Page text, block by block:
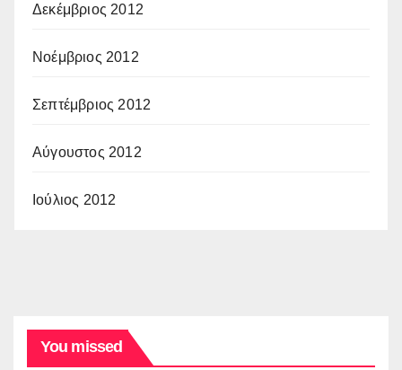
Δεκέμβριος 2012
Νοέμβριος 2012
Σεπτέμβριος 2012
Αύγουστος 2012
Ιούλιος 2012
You missed